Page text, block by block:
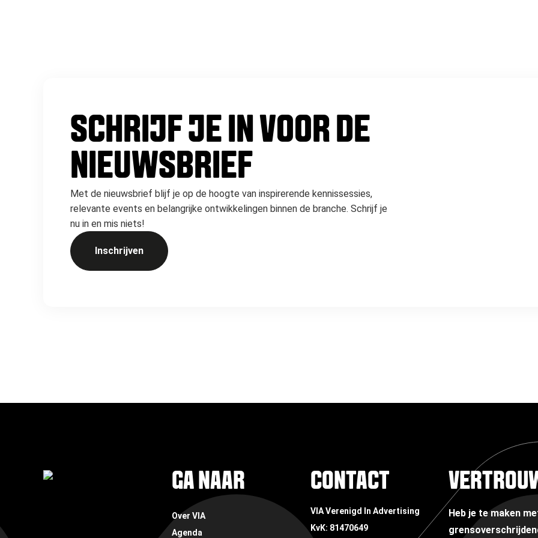
SCHRIJF JE IN VOOR DE
NIEUWSBRIEF
Met de nieuwsbrief blijf je op de hoogte van inspirerende kennissessies,
relevante events en belangrijke ontwikkelingen binnen de branche. Schrijf je
nu in en mis niets!
Inschrijven
FOOTER GA NAAR
Over VIA
Agenda
CONTACT
VIA Verenigd In Advertising
KvK: 81470649
Heb je te maken